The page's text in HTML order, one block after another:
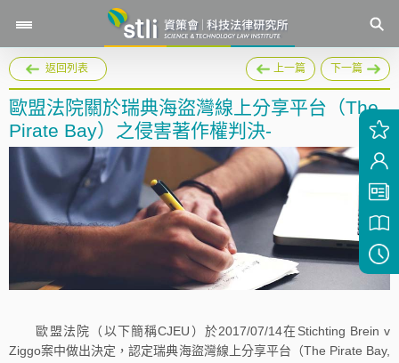
返回列表 上一篇 下一篇
歐盟法院關於瑞典海盜灣線上分享平台（The
Pirate Bay）之侵害著作權判決-
歐盟法院（以下簡稱CJEU）於2017/07/14在Stichting Brein v
Ziggo案中做出決定，認定瑞典海盜灣線上分享平台（The Pirate Bay,